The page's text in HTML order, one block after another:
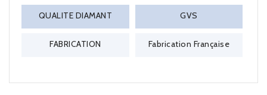
QUALITE DIAMANT GVS
FABRICATION Fabrication Française